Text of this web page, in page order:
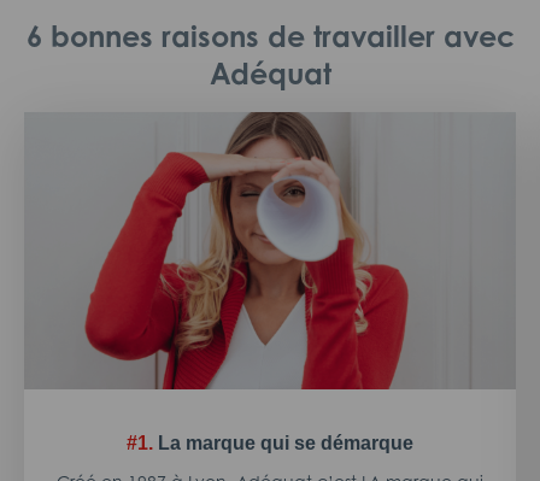
6 bonnes raisons de travailler avec
Adéquat
#1. La marque qui se démarque